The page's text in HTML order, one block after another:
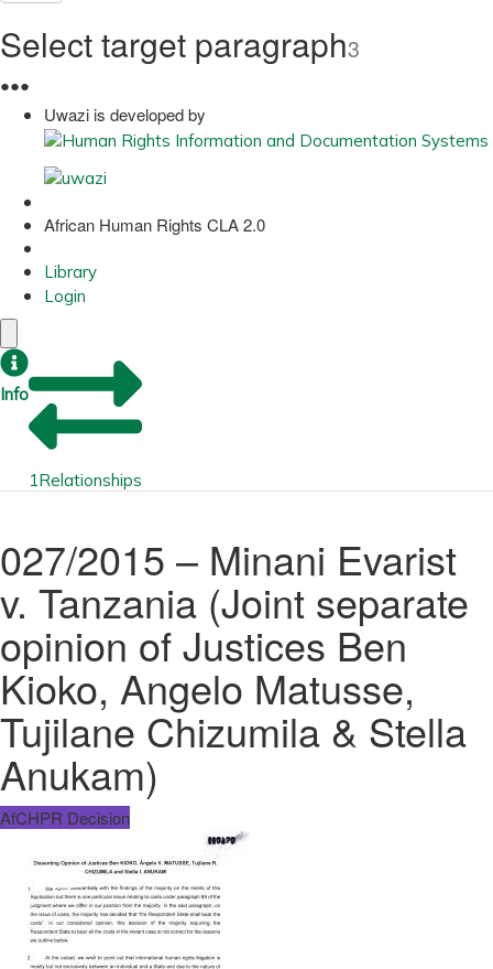
Select target paragraph3
●●●
Uwazi is developed by
African Human Rights CLA 2.0
Library
Login
Info
1Relationships
027/2015 – Minani Evarist
v. Tanzania (Joint separate
opinion of Justices Ben
Kioko, Angelo Matusse,
Tujilane Chizumila & Stella
Anukam)
AfCHPR Decision